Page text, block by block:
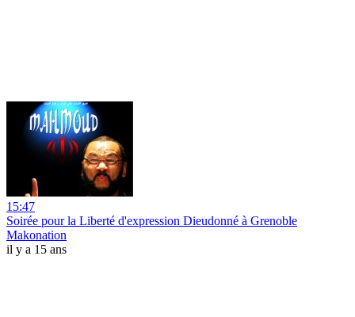
15:47
Soirée pour la Liberté d'expression Dieudonné à Grenoble
Makonation
il y a 15 ans